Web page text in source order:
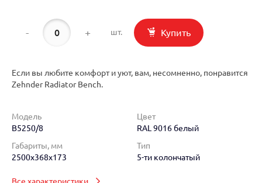
- + шт. Купить
Если вы любите комфорт и уют, вам, несомненно, понравится
Zehnder Radiator Bench.
Модель
B5250/8
Цвет
RAL 9016 белый
Габариты, мм
2500x368x173
Тип
5-ти колончатый